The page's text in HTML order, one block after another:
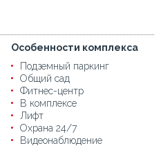
Особенности комплекса
Подземный паркинг
Общий сад
Фитнес-центр
В комплексе
Лифт
Охрана 24/7
Видеонаблюдение